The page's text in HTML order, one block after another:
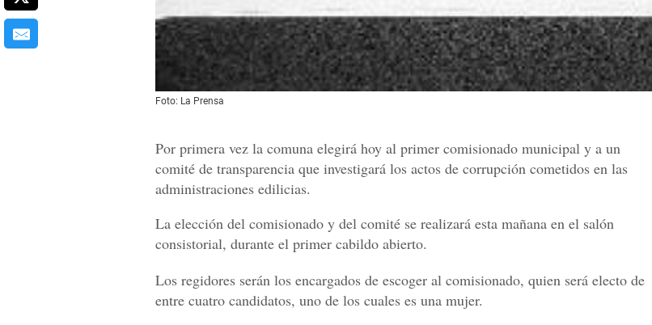
Foto: La Prensa
Por primera vez la comuna elegirá hoy al primer comisionado municipal y a un
comité de transparencia que investigará los actos de corrupción cometidos en las
administraciones edilicias.
La elección del comisionado y del comité se realizará esta mañana en el salón
consistorial, durante el primer cabildo abierto.
Los regidores serán los encargados de escoger al comisionado, quien será electo de
entre cuatro candidatos, uno de los cuales es una mujer.